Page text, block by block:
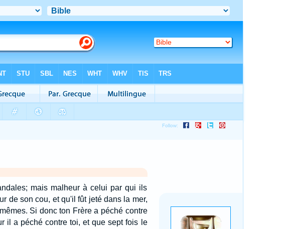
mais malheur à celui par qui ils
de son cou, et qu'il fût jeté dans la mer,
Si donc ton Frère a péché contre
il a péché contre toi, et que sept fois le